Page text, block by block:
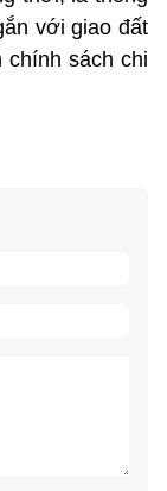
với giao đất
chính sách chi